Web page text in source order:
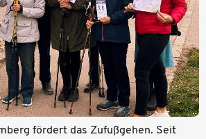
fördert das Zufußgehen. Seit